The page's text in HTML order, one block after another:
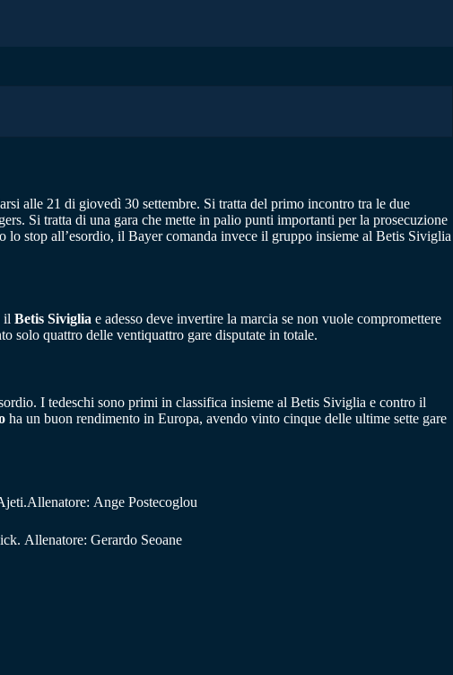
alle 21 di giovedì 30 settembre. Si tratta del primo incontro tra le due
Si tratta di una gara che mette in palio punti importanti per la prosecuzione
stop all’esordio, il Bayer comanda invece il gruppo insieme al Betis Siviglia
il Betis Siviglia e adesso deve invertire la marcia se non vuole compromettere
solo quattro delle ventiquattro gare disputate in totale.
I tedeschi sono primi in classifica insieme al Betis Siviglia e contro il
ha un buon rendimento in Europa, avendo vinto cinque delle ultime sette gare
Ange Postecoglou
Allenatore: Gerardo Seoane